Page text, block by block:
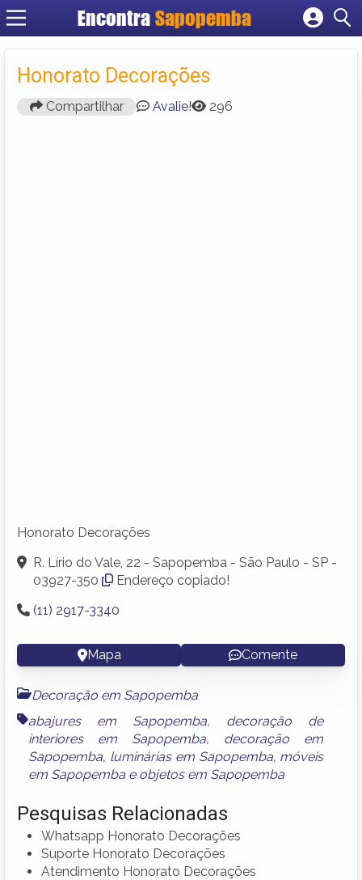
Encontra Sapopemba
Cadastrar empresa
Fazer login
Criar conta
Honorato Decorações
Compartilhar Avalie! 296
Honorato Decorações
R. Lírio do Vale, 22 - Sapopemba - São Paulo - SP -
03927-350
Endereço copiado!
(11) 2917-3340
Mapa Comente
Decoração em Sapopemba
abajures em Sapopemba, decoração de
interiores em Sapopemba, decoração em
Sapopemba, luminárias em Sapopemba, móveis
em Sapopemba e objetos em Sapopemba
Pesquisas Relacionadas
Whatsapp Honorato Decorações
Suporte Honorato Decorações
Atendimento Honorato Decorações